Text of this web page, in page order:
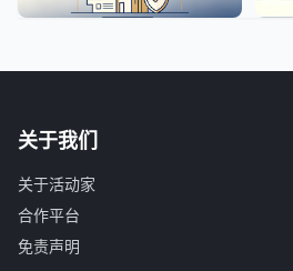
关于我们
关于活动家
合作平台
免责声明